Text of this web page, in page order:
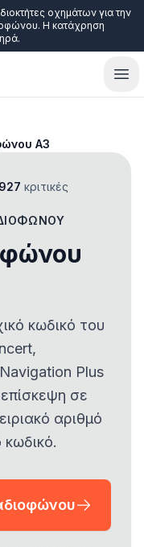
οχημάτων για την
Η κατάχρηση
A3
927 κριτικές
κωδικό του
Plus
σε
αριθμό